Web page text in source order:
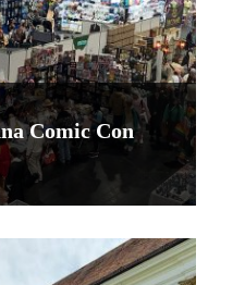
Comic Con